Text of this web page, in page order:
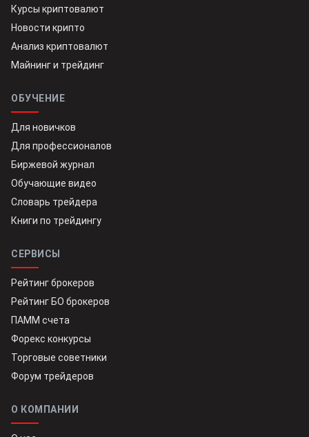
Курсы криптовалют
Новости крипто
Анализ криптовалют
Майнинг и трейдинг
ОБУЧЕНИЕ
Для новичков
Для профессионалов
Биржевой журнал
Обучающие видео
Словарь трейдера
Книги по трейдингу
СЕРВИСЫ
Рейтинг брокеров
Рейтинг БО брокеров
ПАММ счета
Форекс конкурсы
Торговые советники
Форум трейдеров
О КОМПАНИИ